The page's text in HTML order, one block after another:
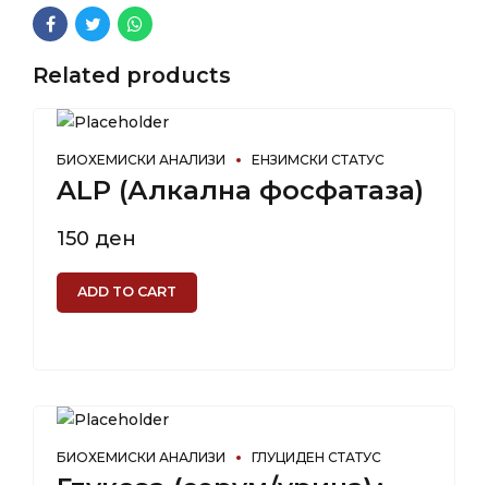
Related products
БИОХЕМИСКИ АНАЛИЗИ ЕНЗИМСКИ СТАТУС
ALP (Алкална фосфатаза)
150 ден
ADD TO CART
БИОХЕМИСКИ АНАЛИЗИ ГЛУЦИДЕН СТАТУС